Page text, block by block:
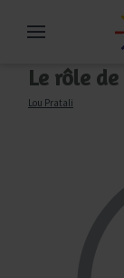
Le rôle
Lou Pratali